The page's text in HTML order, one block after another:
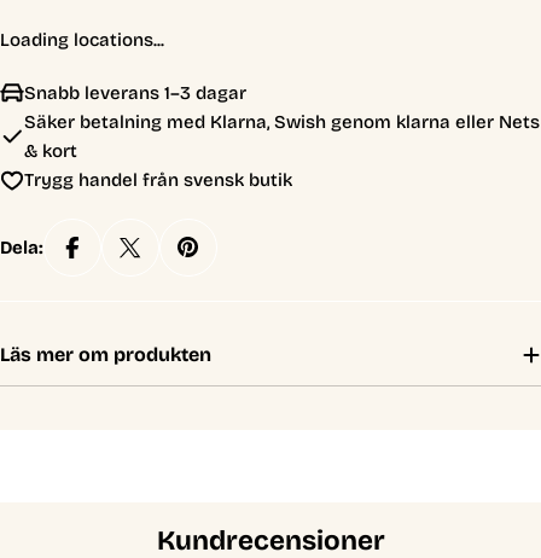
Loading locations...
Snabb leverans 1–3 dagar
Säker betalning med Klarna, Swish genom klarna eller Nets
& kort
Trygg handel från svensk butik
Dela:
Läs mer om produkten
Kundrecensioner